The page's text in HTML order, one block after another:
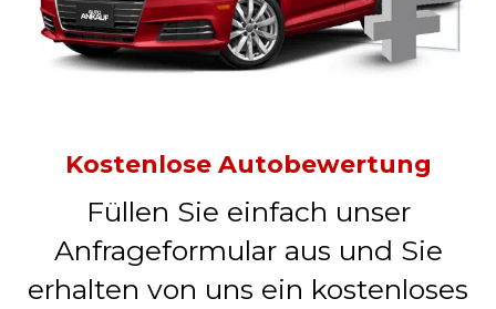
Kostenlose Autobewertung
Füllen Sie einfach unser
Anfrageformular aus und Sie
erhalten von uns ein kostenloses